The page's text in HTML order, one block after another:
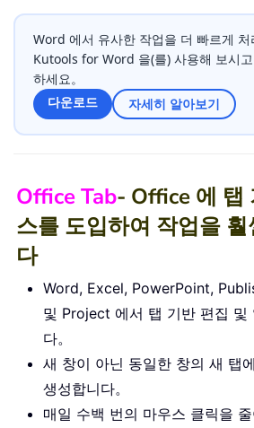
Word 에서 유사한 작업을 더 빠르게 처
Kutools for Word 을(를) 사용해 보시
하세요。
다운로드
자세히 알아보기
Office Tab- Office 에 탭
스를 도입하여 작업을
다
Word, Excel, PowerPoint,
및 Project 에서 탭 기반 편집 및
다。
새 창이 아닌 동일한 창의 새 탭
생성합니다。
매일 수백 번의 마우스 클릭을